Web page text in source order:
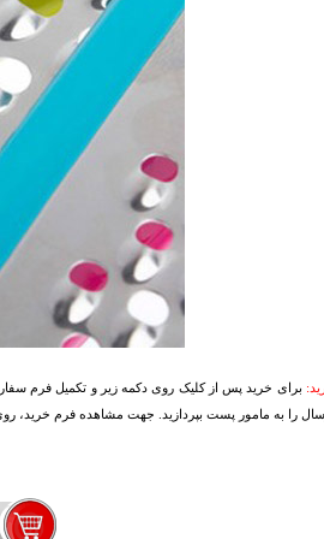
برای خرید پس از کلیک روی دکمه زیر و تکمیل فرم
را به مامور پست بپردازید. جهت مشاهده فرم خرید،